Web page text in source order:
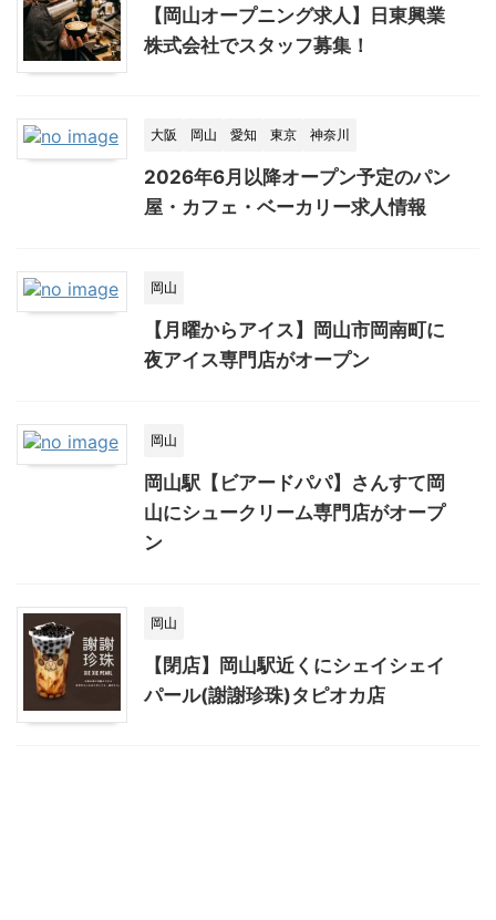
【岡山オープニング求人】日東興業
株式会社でスタッフ募集！
大阪 岡山 愛知 東京 神奈川
2026年6月以降オープン予定のパン
屋・カフェ・ベーカリー求人情報
岡山
【月曜からアイス】岡山市岡南町に
夜アイス専門店がオープン
岡山
岡山駅【ビアードパパ】さんすて岡
山にシュークリーム専門店がオープ
ン
岡山
【閉店】岡山駅近くにシェイシェイ
パール(謝謝珍珠)タピオカ店